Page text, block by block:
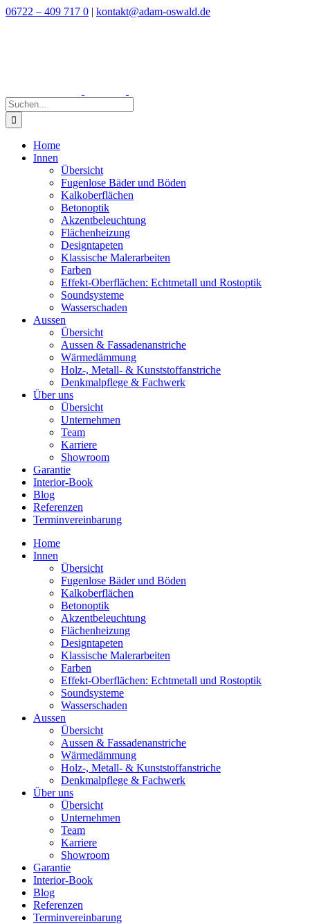
Zum
06722 – 409 717 0 | kontakt@adam-oswald.de
Suche
nach:
Home
Innen
Übersicht
Fugenlose Bäder und Böden
Kalkoberflächen
Betonoptik
Akzentbeleuchtung
Flächenheizung
Designtapeten
Klassische Malerarbeiten
Farben
Effekt-Oberflächen: Echtmetall und Rostoptik
Soundsysteme
Wasserschaden
Aussen
Übersicht
Aussen & Fassadenanstriche
Wärmedämmung
Holz-, Metall- & Kunststoffanstriche
Denkmalpflege & Fachwerk
Über uns
Übersicht
Unternehmen
Team
Karriere
Showroom
Garantie
Interior-Book
Blog
Referenzen
Terminvereinbarung
Home
Innen
Übersicht
Fugenlose Bäder und Böden
Kalkoberflächen
Betonoptik
Akzentbeleuchtung
Flächenheizung
Designtapeten
Klassische Malerarbeiten
Farben
Effekt-Oberflächen: Echtmetall und Rostoptik
Soundsysteme
Wasserschaden
Aussen
Übersicht
Aussen & Fassadenanstriche
Wärmedämmung
Holz-, Metall- & Kunststoffanstriche
Denkmalpflege & Fachwerk
Über uns
Übersicht
Unternehmen
Team
Karriere
Showroom
Garantie
Interior-Book
Blog
Referenzen
Terminvereinbarung